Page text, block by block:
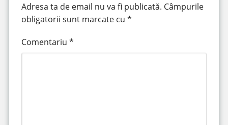
Adresa ta de email nu va fi publicată. Câmpurile
obligatorii sunt marcate cu *
Comentariu *